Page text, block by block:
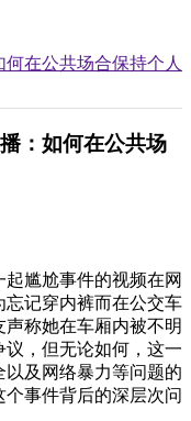
在公共场合保持个人
：如何在公共场
尴尬事件的视频在网
记穿内裤而在公交车
称她在车厢内被不明
，但无论如何，这一
及网络暴力等问题的
事件背后的深层次问